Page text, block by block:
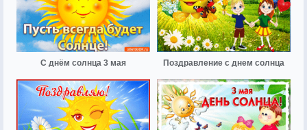
С днём солнца 3 мая Поздравление с днем солнца